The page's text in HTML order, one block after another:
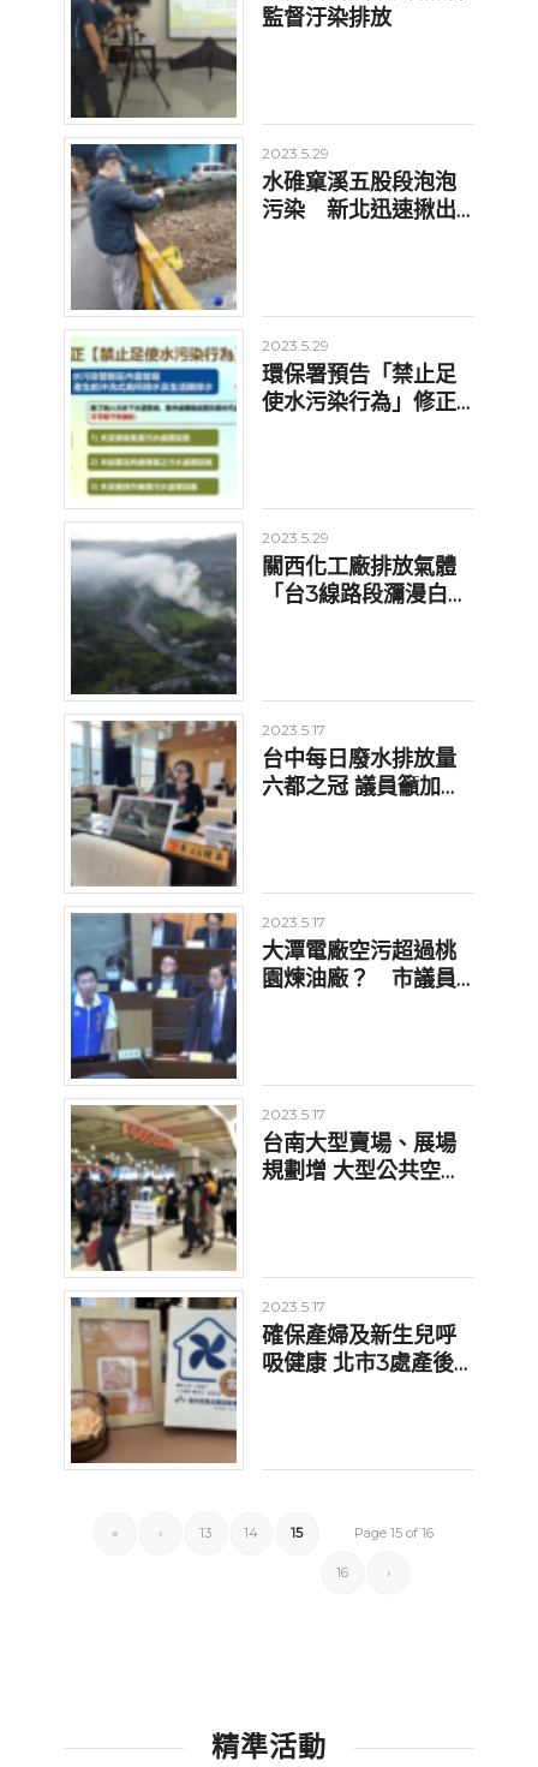
監督汙染排放
2023.5.29
水碓窠溪五股段泡泡
污染 新北迅速揪出
2023.5.29
環保署預告「禁止足
使水污染行為」修正
2023.5.29
關西化工廠排放氣體
「台3線路段瀰漫白
2023.5.17
台中每日廢水排放量
六都之冠 議員籲加快
2023.5.17
大潭電廠空污超過桃
園煉油廠？ 市議員
2023.5.17
台南大型賣場、展場
規劃增 大型公共空間
2023.5.17
確保產婦及新生兒呼
吸健康 北市3處產後
Page 15 of 16
« ‹ 13 14 15
16 ›
精準活動